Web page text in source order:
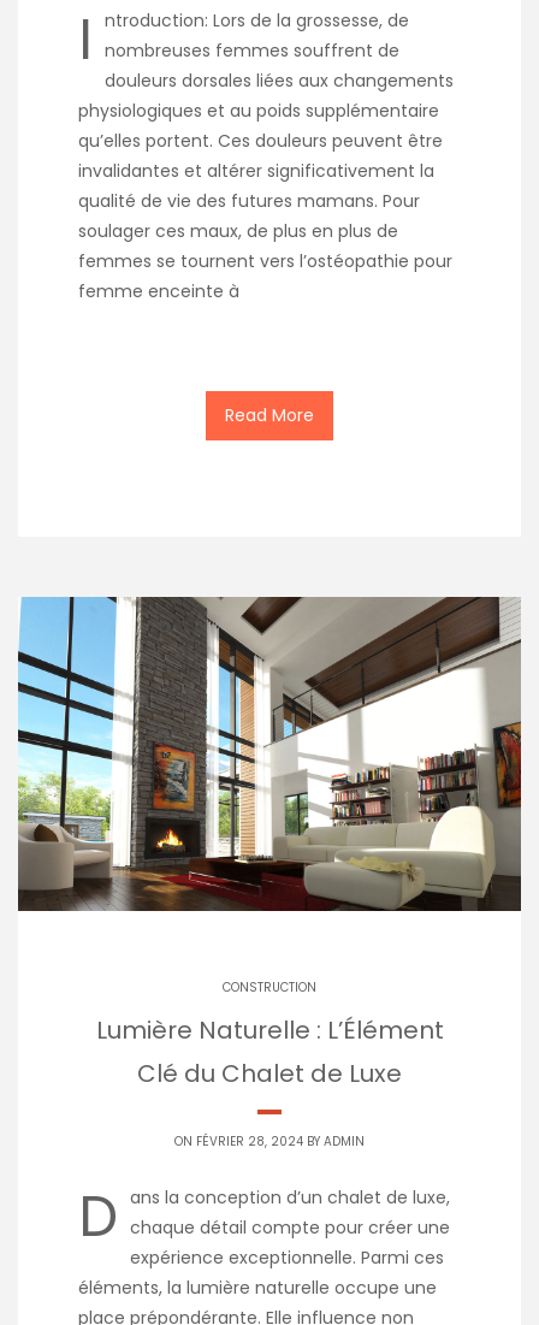
I
ntroduction: Lors de la grossesse, de
nombreuses femmes souffrent de
douleurs dorsales liées aux changements
physiologiques et au poids supplémentaire
qu’elles portent. Ces douleurs peuvent être
invalidantes et altérer significativement la
qualité de vie des futures mamans. Pour
soulager ces maux, de plus en plus de
femmes se tournent vers l’ostéopathie pour
femme enceinte à
Read More
CONSTRUCTION
Lumière Naturelle : L’Élément
Clé du Chalet de Luxe
ON FÉVRIER 28, 2024 BY ADMIN
D ans la conception d’un chalet de luxe,
chaque détail compte pour créer une
expérience exceptionnelle. Parmi ces
éléments, la lumière naturelle occupe une
place prépondérante. Elle influence non